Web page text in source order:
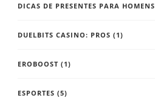
DICAS DE PRESENTES PARA HOMENS
DUELBITS CASINO: PROS (1)
EROBOOST (1)
ESPORTES (5)